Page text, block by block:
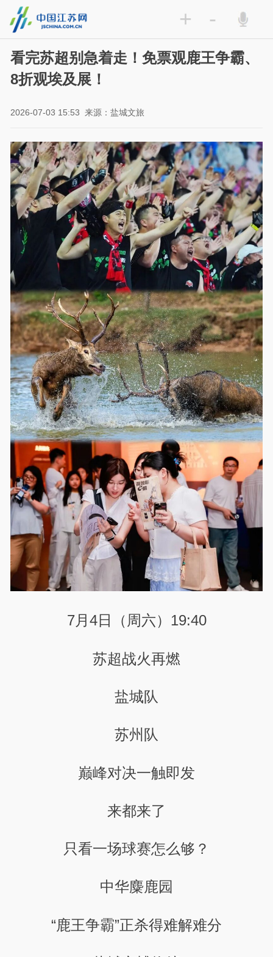
+ -
看完苏超别急着走！免票观鹿王争霸、
8折观埃及展！
2026-07-03 15:53 来源：盐城文旅
7月4日（周六）19:40
苏超战火再燃
盐城队
苏州队
巅峰对决一触即发
来都来了
只看一场球赛怎么够？
中华麋鹿园
“鹿王争霸”正杀得难解难分